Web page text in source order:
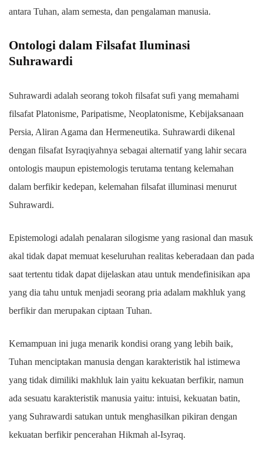
antara Tuhan, alam semesta, dan pengalaman manusia.
Ontologi dalam Filsafat Iluminasi
Suhrawardi
Suhrawardi adalah seorang tokoh filsafat sufi yang memahami
filsafat Platonisme, Paripatisme, Neoplatonisme, Kebijaksanaan
Persia, Aliran Agama dan Hermeneutika. Suhrawardi dikenal
dengan filsafat Isyraqiyahnya sebagai alternatif yang lahir secara
ontologis maupun epistemologis terutama tentang kelemahan
dalam berfikir kedepan, kelemahan filsafat illuminasi menurut
Suhrawardi.
Epistemologi adalah penalaran silogisme yang rasional dan masuk
akal tidak dapat memuat keseluruhan realitas keberadaan dan pada
saat tertentu tidak dapat dijelaskan atau untuk mendefinisikan apa
yang dia tahu untuk menjadi seorang pria adalam makhluk yang
berfikir dan merupakan ciptaan Tuhan.
Kemampuan ini juga menarik kondisi orang yang lebih baik,
Tuhan menciptakan manusia dengan karakteristik hal istimewa
yang tidak dimiliki makhluk lain yaitu kekuatan berfikir, namun
ada sesuatu karakteristik manusia yaitu: intuisi, kekuatan batin,
yang Suhrawardi satukan untuk menghasilkan pikiran dengan
kekuatan berfikir pencerahan Hikmah al-Isyraq.